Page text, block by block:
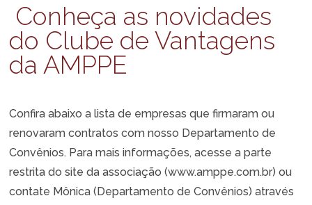
Conheça as novidades
do Clube de Vantagens
da AMPPE
Confira abaixo a lista de empresas que firmaram ou
renovaram contratos com nosso Departamento de
Convênios. Para mais informações, acesse a parte
restrita do site da associação (www.amppe.com.br) ou
contate Mônica (Departamento de Convênios) através